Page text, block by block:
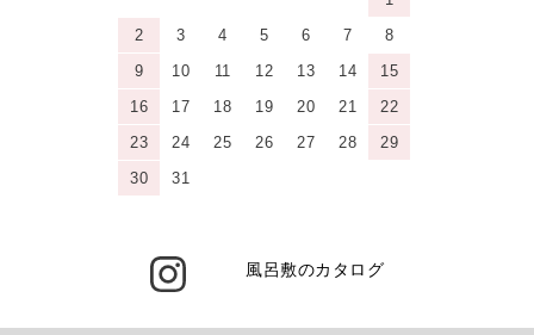
2
3 4 5 6 7
8
9
10 11 12 13 14
15
16
17 18 19 20 21
22
23
24 25 26 27 28
29
30
31
風呂敷のカタログ